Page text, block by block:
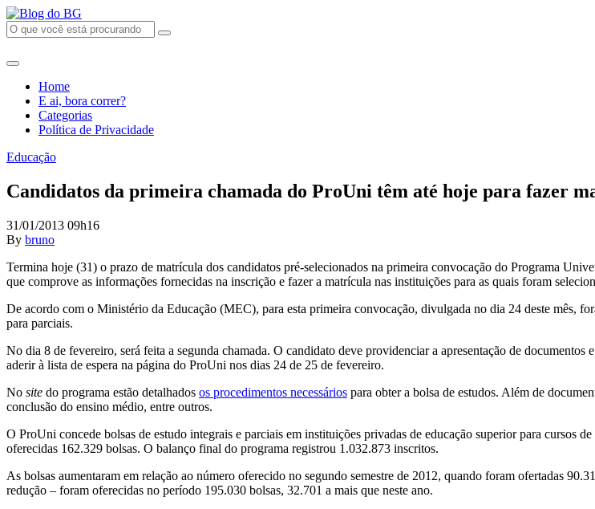
Home
E ai, bora correr?
Categorias
Política de Privacidade
Educação
Candidatos da primeira chamada do ProUni têm até hoje para fazer
31/01/2013 09h16
By bruno
Termina hoje (31) o prazo de matrícula dos candidatos pré-selecionados na primeira convocação do Programa
que comprove as informações fornecidas na inscrição e fazer a matrícula nas instituições para as quais foram
De acordo com o Ministério da Educação (MEC), para esta primeira convocação, divulgada no dia 24 deste mês,
para parciais.
No dia 8 de fevereiro, será feita a segunda chamada. O candidato deve providenciar a apresentação de
aderir à lista de espera na página do ProUni nos dias 24 de 25 de fevereiro.
No site do programa estão detalhados os procedimentos necessários para obter a bolsa de estudos. Além de
conclusão do ensino médio, entre outros.
O ProUni concede bolsas de estudo integrais e parciais em instituições privadas de educação superior para cursos
oferecidas 162.329 bolsas. O balanço final do programa registrou 1.032.873 inscritos.
As bolsas aumentaram em relação ao número oferecido no segundo semestre de 2012, quando foram ofertadas
redução – foram oferecidas no período 195.030 bolsas, 32.701 a mais que neste ano.